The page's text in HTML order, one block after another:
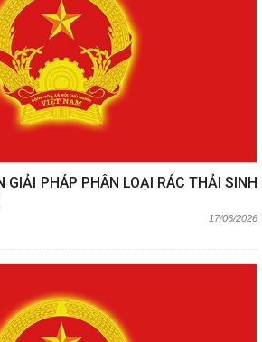
GIẢI PHÁP PHÂN LOẠI RÁC THẢI SINH
17/06/2026